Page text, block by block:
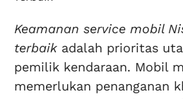
Keamanan service mobil
terbaik adalah prioritas
pemilik kendaraan. Mobil
memerlukan penanganan